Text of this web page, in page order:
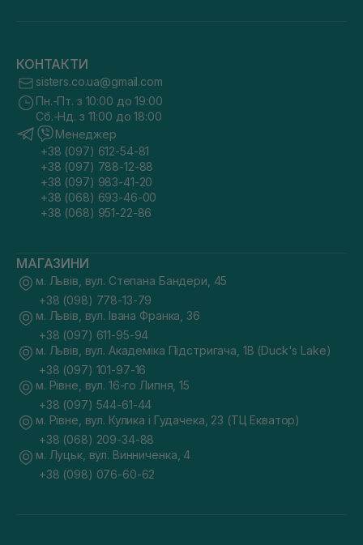
КОНТАКТИ
sisters.co.ua@gmail.com
Пн.-Пт. з 10:00 до 19:00
Сб.-Нд. з 11:00 до 18:00
Менеджер
+38 (097) 612-54-81
+38 (097) 788-12-88
+38 (097) 983-41-20
+38 (068) 693-46-00
+38 (068) 951-22-86
МАГАЗИНИ
м. Львів, вул. Степана Бандери, 45
+38 (098) 778-13-79
м. Львів, вул. Івана Франка, 36
+38 (097) 611-95-94
м. Львів, вул. Академіка Підстригача, 1В (Duck's Lake)
+38 (097) 101-97-16
м. Рівне, вул. 16-го Липня, 15
+38 (097) 544-61-44
м. Рівне, вул. Кулика і Гудачека, 23 (ТЦ Екватор)
+38 (068) 209-34-88
м. Луцьк, вул. Винниченка, 4
+38 (098) 076-60-62